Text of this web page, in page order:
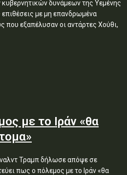
δυνάμεων της Υεμένης
με μη επανδρωμένα
που εξαπέλυσαν οι αντάρτες Χούθι,
με το Ιράν «θα
Τραμπ δήλωσε απόψε σε
πως ο πόλεμος με το Ιράν «θα